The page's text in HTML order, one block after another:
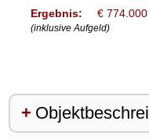
Ergebnis:
€ 774.000
(inklusive Aufgeld)